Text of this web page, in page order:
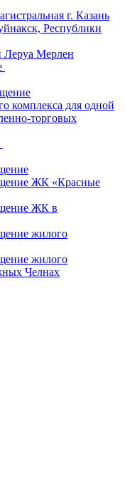
г. Казань
Республики
Леруа Мерлен
комплекса для одной
торговых
ЖК «Красные
ЖК в
жилого
жилого
Челнах